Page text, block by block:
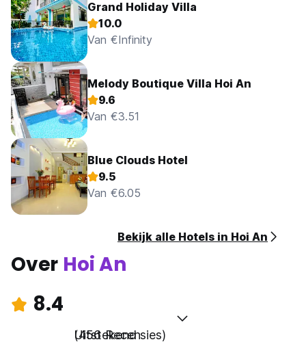
een aangewezen ruimte voorzien
9. Kinderbeleid:
(1) Kinderen van elke leeftijd zijn welkom
(2) Kinderen van 6 jaar en ouder worden in deze
accommodatie als volwassenen beschouwd
10. Kinderbedjes en extra bedden:
(1) Kinderbedje op aanvraag (0 - 3 jaar): gratis
- Alle kinderbedjes zijn onder voorbehoud van
beschikbaarheid
(2) Er zijn geen extra bedden beschikbaar bij deze
accommodatie
11. Huisdieren zijn niet toegestaan
12. Openingstijden receptie: tussen 09.00 uur en 20.00 uur
(Auto-translated from original language)
Grand Holiday Villa
10.0
Van €Infinity
Melody Boutique Villa Hoi An
9.6
Van €3.51
Blue Clouds Hotel
9.5
Van €6.05
Bekijk alle Hotels in Hoi An
Over Hoi An
8.4
Uitstekend
(456 Recensies)